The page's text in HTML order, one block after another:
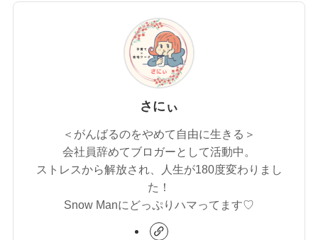
さにぃ
＜がんばるのをやめて自由に生きる＞
会社員辞めてブロガーとして活動中。
ストレスから解放され、人生が180度変わりまし
た！
Snow Manにどっぷりハマってます♡